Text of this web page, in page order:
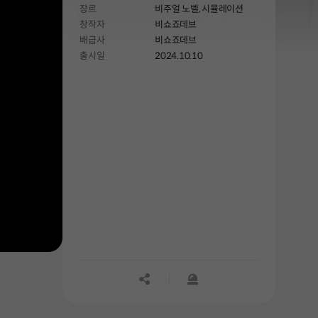
장르 비주얼 노벨,시뮬레이션
창작자
비쇼죠데브
배급사
비쇼죠데브
출시일
2024.10.10
공유하기신고하기